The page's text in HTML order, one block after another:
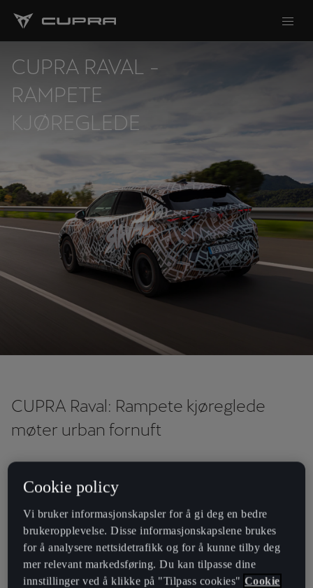
CUPRA RAVAL -
RAMPETE
KJØREGLEDE
CUPRA Raval: Rampete kjøreglede
møter urban fornuft
CUPRA Raval er et bevis på at en kompakt elbil kan
være engasjerende, rampete og morsom å kjøre.
spanske veier, og norske motorjournalister har latt seg
begeistre over kjøreegenskapene.
Cookie policy
Vi bruker informasjonskapsler for å gi deg en bedre
brukeropplevelse. Disse informasjonskapslene brukes
for å analysere nettsidetrafikk og for å kunne tilby deg
mer relevant markedsføring. Du kan tilpasse dine
innstillinger ved å klikke på "Tilpass cookies" Cookie